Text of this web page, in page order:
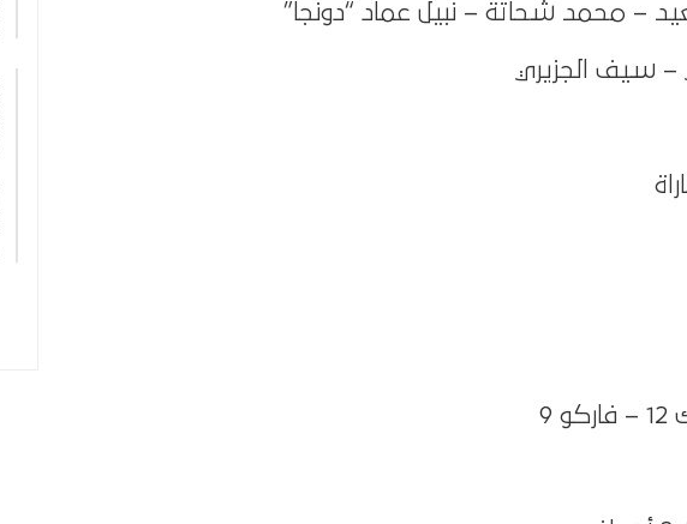
– محمد شحاتة – نبيل عماد “دونجا”
سيف الجزيري
9